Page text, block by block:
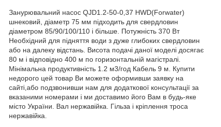
Занурювальний насос QJD1.2-50-0,37 HWD(Forwater)
шнековий, діаметр 75 мм підходить для свердловин
діаметром 85/90/100/110 і більше. Потужність 370 Вт
Необхідний для підняття води з дуже глибоких свердловин
або на далеку відстань. Висота подачі даної моделі досягає
80 м і відповідно 400 м по горизонтальній магістралі.
Мінімальна продуктивність 1.2 м3/год Кабель 9 м. Купити
недорого цей товар Ви можете оформивши заявку на
сайті,або подзвонивши нам для додаткової консультації за
вказаними номерами і ми доставимо його Вам в будь-яке
місто України. Вал нержавійка. Гільза і кріплення троса
нержавійка.